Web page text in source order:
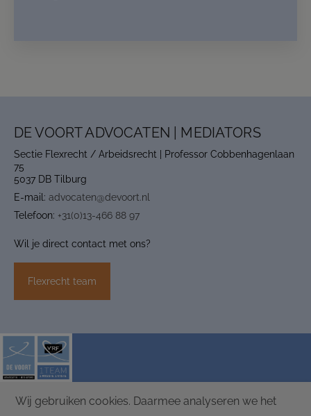
DE VOORT ADVOCATEN | MEDIATORS
Sectie Flexrecht / Arbeidsrecht | Professor Cobbenhagenlaan
75
5037 DB Tilburg
E-mail: advocaten@devoort.nl
Telefoon: +31(0)13-466 88 97
Wil je direct contact met ons?
Flexrecht team
ALGEMENE VOORWAARDEN
Wij gebruiken cookies. Daarmee analyseren we het